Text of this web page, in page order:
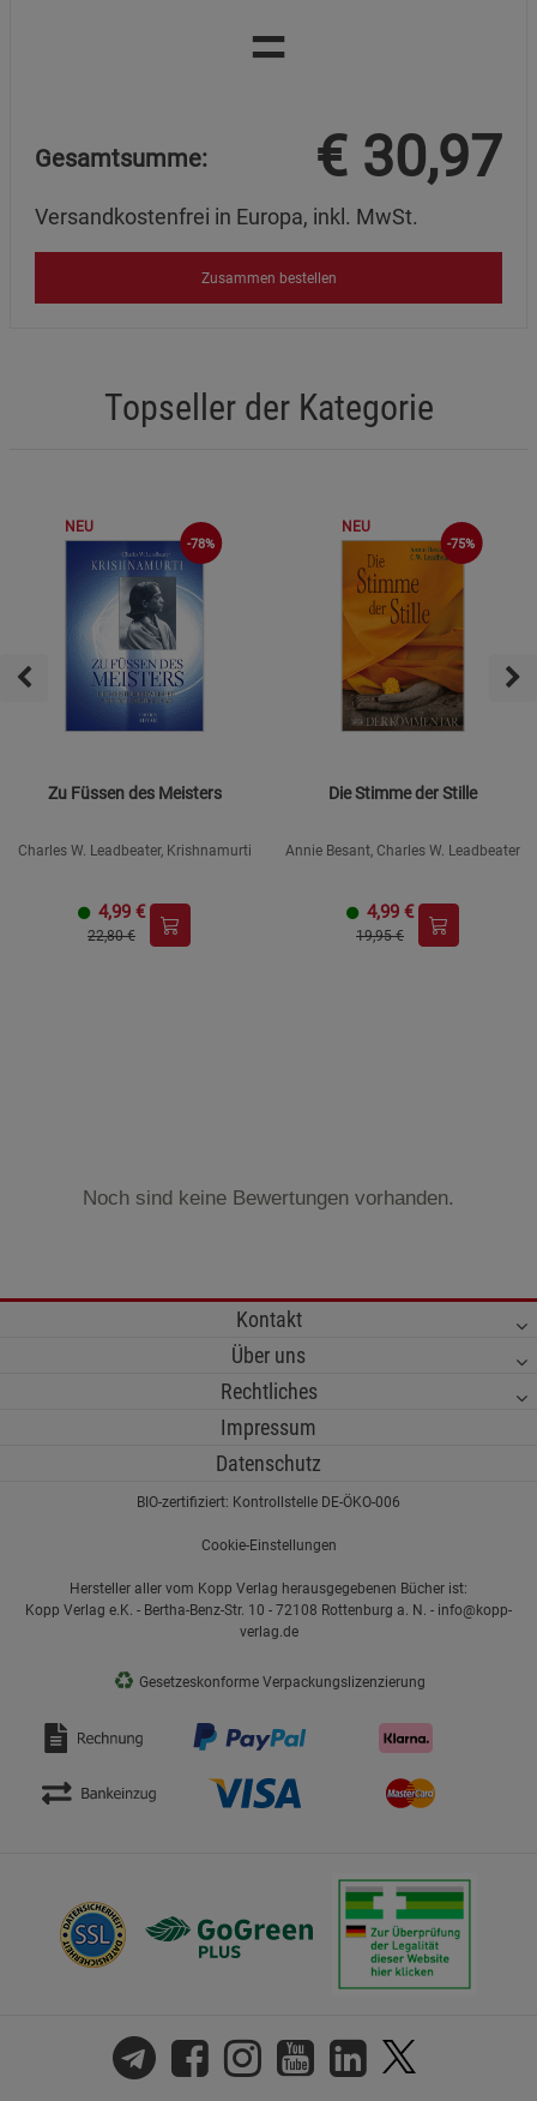
=
Gesamtsumme: € 30,97
Versandkostenfrei in Europa, inkl. MwSt.
Zusammen bestellen
Topseller der Kategorie
NEU
-78%
Zu Füssen des Meisters
Charles W. Leadbeater, Krishnamurti
4,99 €
22,80 €
NEU
-75%
Die Stimme der Stille
Annie Besant, Charles W. Leadbeater
4,99 €
19,95 €
Noch sind keine Bewertungen vorhanden.
Kontakt
Über uns
Rechtliches
Impressum
Datenschutz
BIO-zertifiziert: Kontrollstelle DE-ÖKO-006
Cookie-Einstellungen
Hersteller aller vom Kopp Verlag herausgegebenen Bücher ist:
Kopp Verlag e.K. - Bertha-Benz-Str. 10 - 72108 Rottenburg a. N. - info@kopp-
verlag.de
♻ Gesetzeskonforme Verpackungslizenzierung